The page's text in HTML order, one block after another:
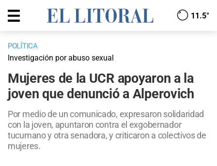
11.5°
POLÍTICA
Investigación por abuso sexual
Mujeres de la UCR apoyaron a la
joven que denunció a Alperovich
Por medio de un comunicado, expresaron solidaridad
con la joven, apuntaron contra el exgobernador
tucumano y otra senadora, y criticaron a colectivos de
mujeres.